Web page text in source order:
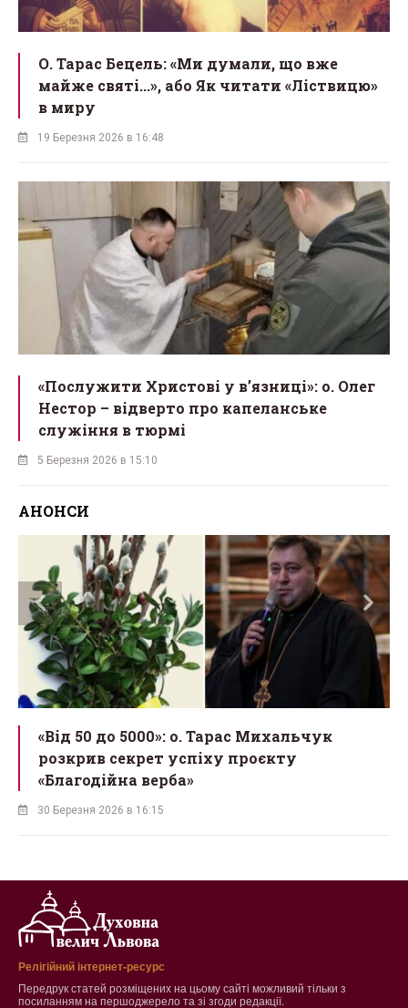
О. Тарас Бецель: «Ми думали, що вже
майже святі...», або Як читати «Ліствицю»
в миру
19 Березня 2026 в 16:48
«Послужити Христові у вʼязниці»: о. Олег
Нестор – відверто про капеланське
служіння в тюрмі
5 Березня 2026 в 15:10
АНОНСИ
«Від 50 до 5000»: о. Тарас Михальчук
розкрив секрет успіху проєкту
«Благодійна верба»
30 Березня 2026 в 16:15
Релігійний інтернет-ресурс
Передрук статей розміщених на цьому сайті можливий тільки з
посиланням на першоджерело та зі згоди редакції.